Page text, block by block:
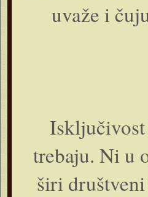
uvaže i
Isključivost
trebaju. Ni u
širi